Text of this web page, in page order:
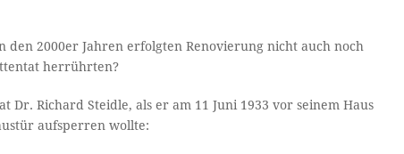
2000er Jahren erfolgten Renovierung nicht auch noch
herrührten?
Dr. Richard Steidle, als er am 11 Juni 1933 vor seinem Haus
aufsperren wollte: